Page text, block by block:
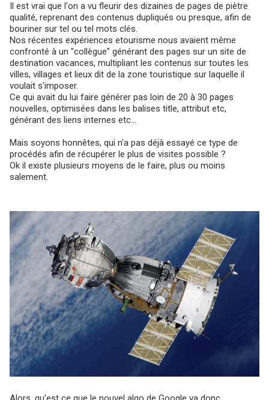
Il est vrai que l'on a vu fleurir des dizaines de pages de piètre
qualité, reprenant des contenus dupliqués ou presque, afin de
bouriner sur tel ou tel mots clés.
Nos récentes expériences etourisme nous avaient même
confronté à un "collègue" générant des pages sur un site de
destination vacances, multipliant les contenus sur toutes les
villes, villages et lieux dit de la zone touristique sur laquelle il
voulait s'imposer.
Ce qui avait du lui faire générer pas loin de 20 à 30 pages
nouvelles, optimisées dans les balises title, attribut etc,
générant des liens internes etc...
Mais soyons honnêtes, qui n'a pas déjà essayé ce type de
procédés afin de récupérer le plus de visites possible ?
Ok il existe plusieurs moyens de le faire, plus ou moins
salement.